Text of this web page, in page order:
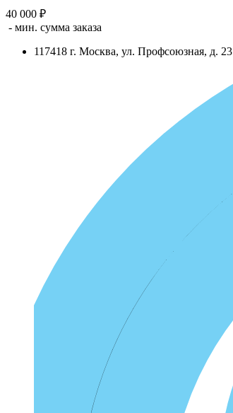
40 000 ₽
- мин. сумма заказа
117418 г. Москва, ул. Профсоюзная, д. 23